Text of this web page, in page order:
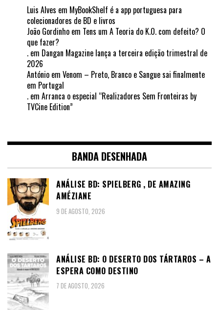
Luis Alves em MyBookShelf é a app portuguesa para
colecionadores de BD e livros
João Gordinho em Tens um A Teoria do K.O. com defeito? O
que fazer?
. em Dangan Magazine lança a terceira edição trimestral de
2026
António em Venom – Preto, Branco e Sangue sai finalmente
em Portugal
. em Arranca o especial “Realizadores Sem Fronteiras by
TVCine Edition”
BANDA DESENHADA
ANÁLISE BD: SPIELBERG , DE AMAZING
AMÉZIANE
9 DE AGOSTO, 2026
ANÁLISE BD: O DESERTO DOS TÁRTAROS – A
ESPERA COMO DESTINO
7 DE AGOSTO, 2026